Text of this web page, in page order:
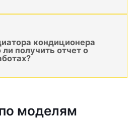
кондиционера
получить отчет о
моделям